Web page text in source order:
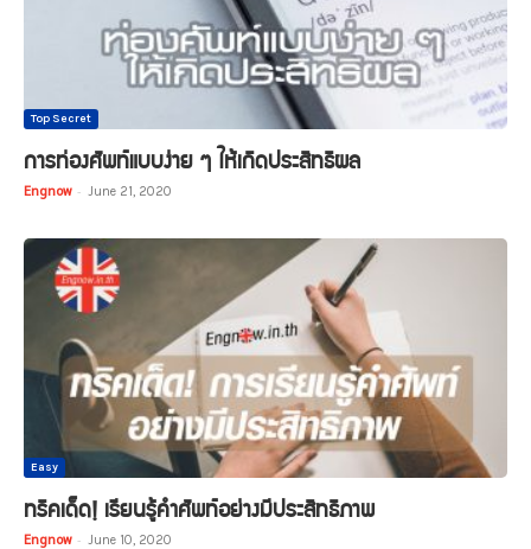
Top Secret
การท่องศัพท์แบบง่าย ๆ ให้เกิดประสิทธิผล
Engnow - June 21, 2020
Easy
ทริคเด็ด! เรียนรู้คำศัพท์อย่างมีประสิทธิภาพ
Engnow - June 10, 2020